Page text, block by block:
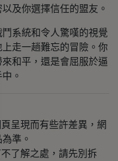
及你選擇信任的盟友。
系統和令人驚嘆的視覺
走一趟難忘的冒險。你
和平，還是會屈服於逼
。
呈現而有些許差異，網
準。
了解之處，請先別拆